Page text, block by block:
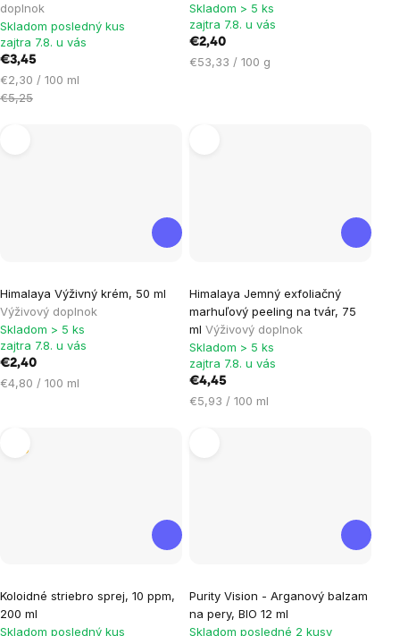
doplnok
Skladom posledný kus
zajtra 7.8. u vás
€3,45
Jednotková
cena:
€2,30 / 100 ml
€5,25
Skladom > 5 ks
zajtra 7.8. u vás
€2,40
Jednotková
€53,33 / 100 g
Himalaya Výživný krém, 50 ml
Výživový doplnok
Skladom > 5 ks
zajtra 7.8. u vás
€2,40
Jednotková
€4,80 / 100 ml
Himalaya Jemný exfoliačný
marhuľový peeling na tvár, 75
ml Výživový doplnok
Skladom > 5 ks
zajtra 7.8. u vás
€4,45
Jednotková
€5,93 / 100 ml
Koloidné striebro sprej, 10 ppm,
200 ml
hodnotenie
produktu
Skladom posledný kus
Purity Vision - Arganový balzam
na pery, BIO 12 ml
Skladom posledné 2 kusy